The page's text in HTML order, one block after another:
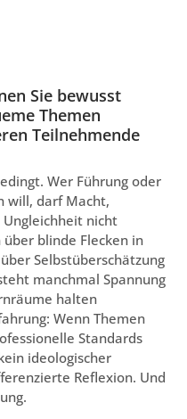
Sie bewusst
Themen
Teilnehmende
Wer Führung oder
will, darf Macht,
nicht
blinde Flecken in
Selbstüberschätzung
manchmal Spannung
halten
Wenn Themen
Standards
ideologischer
Reflexion. Und